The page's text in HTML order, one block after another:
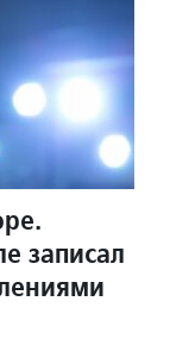
записал